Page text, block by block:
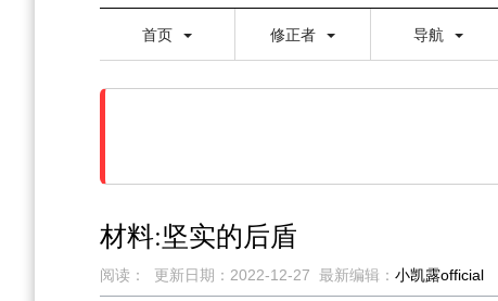
首页 修正者 导航
材料:坚实的后盾
阅读： 更新日期： 2022-12-27 最新编辑： 小凯露official